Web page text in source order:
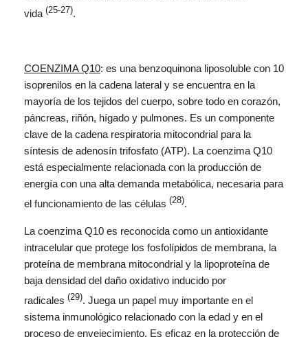
vida (25-27).
COENZIMA Q10: es una benzoquinona liposoluble con 10
isoprenilos en la cadena lateral y se encuentra en la
mayoría de los tejidos del cuerpo, sobre todo en corazón,
páncreas, riñón, hígado y pulmones. Es un componente
clave de la cadena respiratoria mitocondrial para la
síntesis de adenosín trifosfato (ATP). La coenzima Q10
está especialmente relacionada con la producción de
energía con una alta demanda metabólica, necesaria para
el funcionamiento de las células (28).
La coenzima Q10 es reconocida como un antioxidante
intracelular que protege los fosfolípidos de membrana, la
proteína de membrana mitocondrial y la lipoproteína de
baja densidad del daño oxidativo inducido por
radicales (29). Juega un papel muy importante en el
sistema inmunológico relacionado con la edad y en el
proceso de envejecimiento. Es eficaz en la protección de